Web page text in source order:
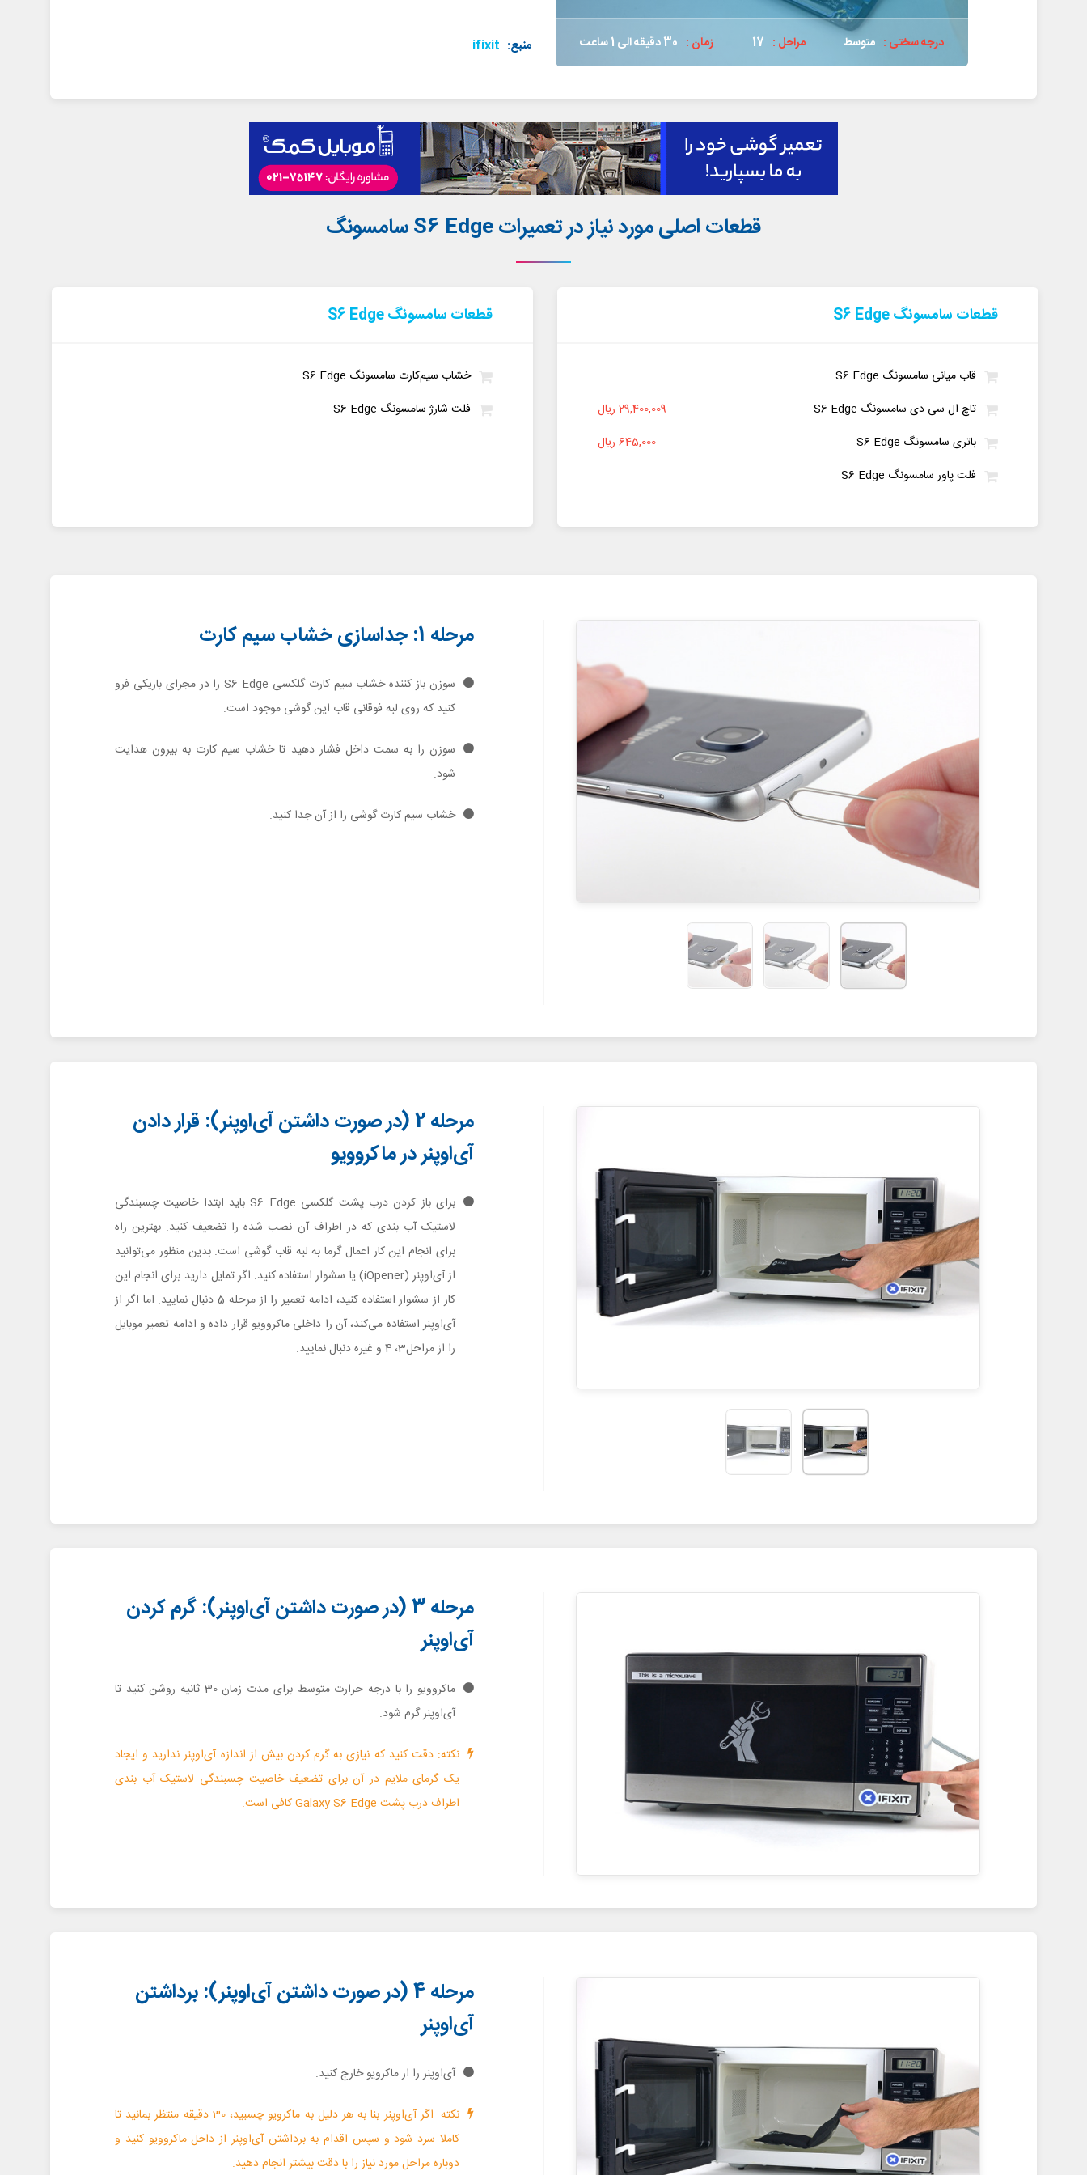
درجه سختی : متوسط مراحل : 17 زمان : 30 دقیقه الی 1 ساعت منبع: ifixit
قطعات اصلی مورد نیاز در تعمیرات S6 Edge سامسونگ
قطعات سامسونگ S6 Edge
قاب میانی سامسونگ S6 Edge
تاچ ال سی دی سامسونگ S6 Edge
29,400,009 ریال
باتری سامسونگ S6 Edge
645,000 ریال
فلت پاور سامسونگ S6 Edge
قطعات سامسونگ S6 Edge
خشاب سیم‌کارت سامسونگ S6 Edge
فلت شارژ سامسونگ S6 Edge
مرحله 1: جداسازی خشاب سیم کارت
سوزن باز کننده خشاب سیم کارت گلکسی S6 Edge را در مجرای باریکی فرو
کنید که روی لبه فوقانی قاب این گوشی موجود است.
سوزن را به سمت داخل فشار دهید تا خشاب سیم کارت به بیرون هدایت
شود.
خشاب سیم کارت گوشی را از آن جدا کنید.
مرحله 2 (در صورت داشتن آی‌اوپنر): قرار دادن
آی‌اوپنر در ماکروویو
برای باز کردن درب پشت گلکسی S6 Edge باید ابتدا خاصیت چسبندگی
لاستیک آب بندی که در اطراف آن نصب شده را تضعیف کنید. بهترین راه
برای انجام این کار اعمال گرما به لبه قاب گوشی است. بدین منظور می‌توانید
از آی‌اوپنر (iOpener) یا سشوار استفاده کنید. اگر تمایل دارید برای انجام این
کار از سشوار استفاده کنید، ادامه تعمیر را از مرحله 5 دنبال نمایید. اما اگر از
آی‌اوپنر استفاده می‌کند، آن را داخلی ماکروویو قرار داده و ادامه تعمیر موبایل
را از مراحل3، 4 و غیره دنبال نمایید.
مرحله 3 (در صورت داشتن آی‌اوپنر): گرم کردن
آی‌اوپنر
ماکروویو را با درجه حرارت متوسط برای مدت زمان 30 ثانیه روشن کنید تا
آی‌اوپنر گرم شود.
نکته: دقت کنید که نیازی به گرم کردن بیش از اندازه آی‌اوپنر ندارید و ایجاد
یک گرمای ملایم در آن برای تضعیف خاصیت چسبندگی لاستیک آب بندی
اطراف درب پشت Galaxy S6 Edge کافی است.
مرحله 4 (در صورت داشتن آی‌اوپنر): برداشتن
آی‌اوپنر
آی‌اوپنر را از ماکرویو خارج کنید.
نکته: اگر آی‌اوپنر بنا به هر دلیل به ماکرویو چسبید، 30 دقیقه منتظر بمانید تا
کاملا سرد شود و سپس اقدام به برداشتن آی‌اوپنر از داخل ماکروویو کنید و
دوباره مراحل مورد نیاز را با دقت بیشتر انجام دهید.